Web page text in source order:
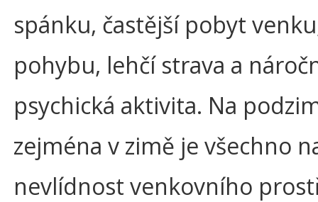
spánku, častější pobyt
pohybu, lehčí strava a
psychická aktivita. Na
zejména v zimě je všechno
nevlídnost venkovního